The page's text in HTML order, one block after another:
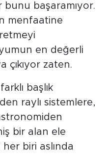
bunu başaramıyor.
menfaatine
en değerli
çıkıyor zaten.
başlık
raylı sistemlere,
bir alan ele
her biri aslında